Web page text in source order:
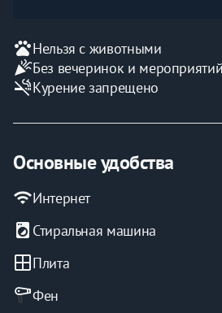
petsНельзя с животными
celebrationБез вечеринок и мероприятий
smoke_freeКурение запрещено
Основные удобства
wifiИнтернет
local_laundry_service Стиральная машина
windowПлита
Фен